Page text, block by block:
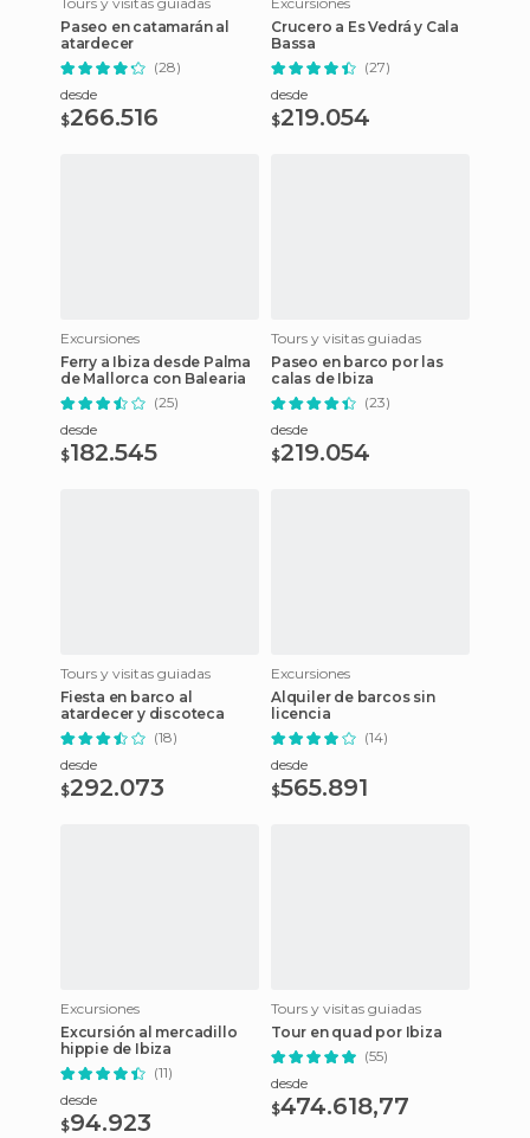
Paseo en catamarán al
atardecer
(28)
desde
$266.516
Crucero a Es Vedrá y Cala
Bassa
(27)
desde
$219.054
Excursiones
Ferry a Ibiza desde Palma
de Mallorca con Balearia
(25)
desde
$182.545
Tours y visitas guiadas
Paseo en barco por las
calas de Ibiza
(23)
desde
$219.054
Tours y visitas guiadas
Fiesta en barco al
atardecer y discoteca
(18)
desde
$292.073
Excursiones
Alquiler de barcos sin
licencia
(14)
desde
$565.891
Excursiones
Excursión al mercadillo
hippie de Ibiza
(11)
desde
$94.923
Tours y visitas guiadas
Tour en quad por Ibiza
(55)
desde
$474.618,77